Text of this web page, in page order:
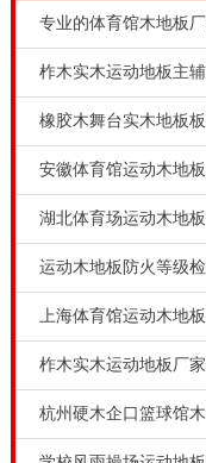
专业的体育馆木地板
柞木实木运动地板主
橡胶木舞台实木地板
安徽体育馆运动木地
湖北体育场运动木地
运动木地板防火等级
上海体育馆运动木地
柞木实木运动地板厂
杭州硬木企口篮球馆